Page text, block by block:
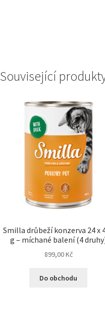
Související
Smilla drůbeží konzerva 24 x
g – míchané balení (4
899,00Kč
Do obchodu